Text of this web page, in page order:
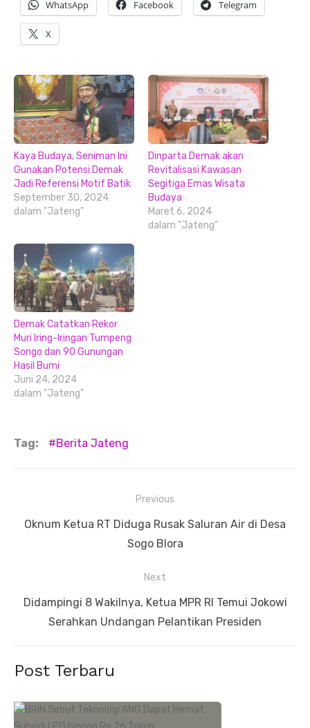
WhatsApp Facebook Telegram
X
Kaya Budaya, Seniman Ini
Gunakan Potensi Demak
Jadi Referensi Motif Batik
September 30, 2024
dalam "Jateng"
Dinparta Demak akan
Revitalisasi Kawasan
Segitiga Emas Wisata
Budaya
Maret 6, 2024
dalam "Jateng"
Demak Catatkan Rekor
Muri Iring-Iringan Tumpeng
Songo dan 90 Gunungan
Hasil Bumi
Juni 24, 2024
dalam "Jateng"
Tag: Berita Jateng
pos
Previous
Previous
Oknum Ketua RT Diduga Rusak Saluran Air di Desa
Sogo Blora
Next
Next
Didampingi 8 Wakilnya, Ketua MPR RI Temui Jokowi
Serahkan Undangan Pelantikan Presiden
Post Terbaru